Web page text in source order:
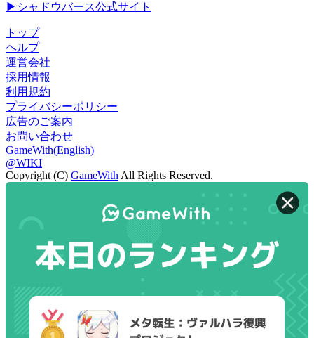
▶シャドウバース公式サイト
トップ
ヘルプ
運営会社
採用情報
利用規約
プライバシーポリシー
広告のご案内
お問い合わせ
GameWith(English)
@WIKI
Copyright (C) GameWith All Rights Reserved.